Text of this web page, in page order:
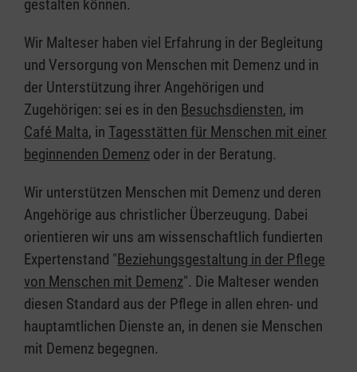
gestalten können.
Wir Malteser haben viel Erfahrung in der Begleitung
und Versorgung von Menschen mit Demenz und in
der Unterstützung ihrer Angehörigen und
Zugehörigen: sei es in den Besuchsdiensten, im
Café Malta, in Tagesstätten für Menschen mit einer
beginnenden Demenz oder in der Beratung.
Wir unterstützen Menschen mit Demenz und deren
Angehörige aus christlicher Überzeugung. Dabei
orientieren wir uns am wissenschaftlich fundierten
Expertenstand "Beziehungsgestaltung in der Pflege
von Menschen mit Demenz". Die Malteser wenden
diesen Standard aus der Pflege in allen ehren- und
hauptamtlichen Dienste an, in denen sie Menschen
mit Demenz begegnen.